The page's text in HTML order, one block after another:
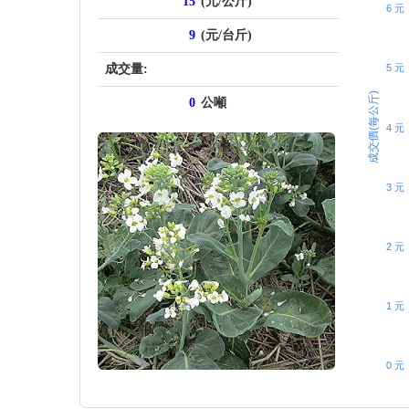
9 (元/台斤)
成交量:
0 公噸 成交價(每公斤)
0 元
1 元
2 元
3 元
4 元
5 元
6 元